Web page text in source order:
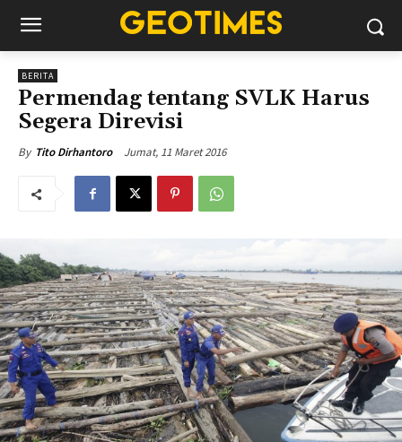
BERITA
Permendag tentang SVLK Harus
Segera Direvisi
By Tito Dirhantoro Jumat, 11 Maret 2016